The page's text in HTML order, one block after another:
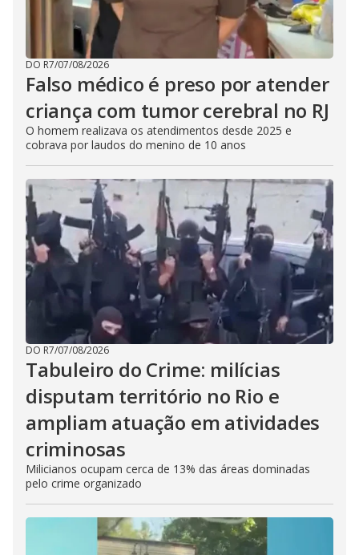
DO R7/07/08/2026
Falso médico é preso por atender
criança com tumor cerebral no RJ
O homem realizava os atendimentos desde 2025 e
cobrava por laudos do menino de 10 anos
DO R7/07/08/2026
Tabuleiro do Crime: milícias
disputam território no Rio e
ampliam atuação em atividades
criminosas
Milicianos ocupam cerca de 13% das áreas dominadas
pelo crime organizado